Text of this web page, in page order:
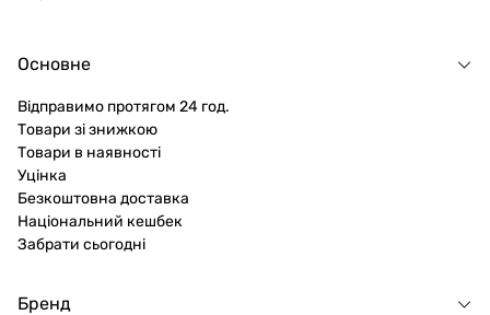
Основне
Відправимо протягом 24 год.
Товари зі знижкою
Товари в наявності
Уцінка
Безкоштовна доставка
Національний кешбек
Забрати сьогодні
Бренд